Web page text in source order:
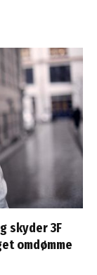
skyder 3F
omdømme